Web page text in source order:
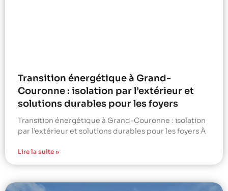
Transition énergétique à Grand-
Couronne : isolation par l’extérieur et
solutions durables pour les foyers
Transition énergétique à Grand-Couronne : isolation
par l’extérieur et solutions durables pour les foyers À
Lire la suite »